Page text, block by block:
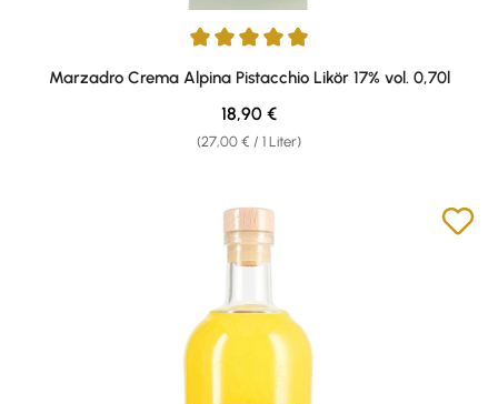
Durchschnittliche Bewertung von 4.92 von 5 Sternen
Marzadro Crema Alpina Pistacchio Likör 17% vol. 0,70l
(27,00 € / 1 Liter)
Regulärer Preis:
18,90 €